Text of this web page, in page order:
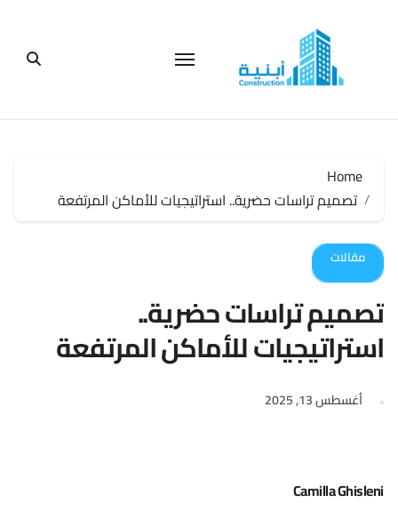
Home
تصميم تراسات حضرية.. استراتيجيات للأماكن المرتفعة
مقالات
تصميم تراسات حضرية..
استراتيجيات للأماكن المرتفعة
أغسطس 13, 2025
Camilla Ghisleni